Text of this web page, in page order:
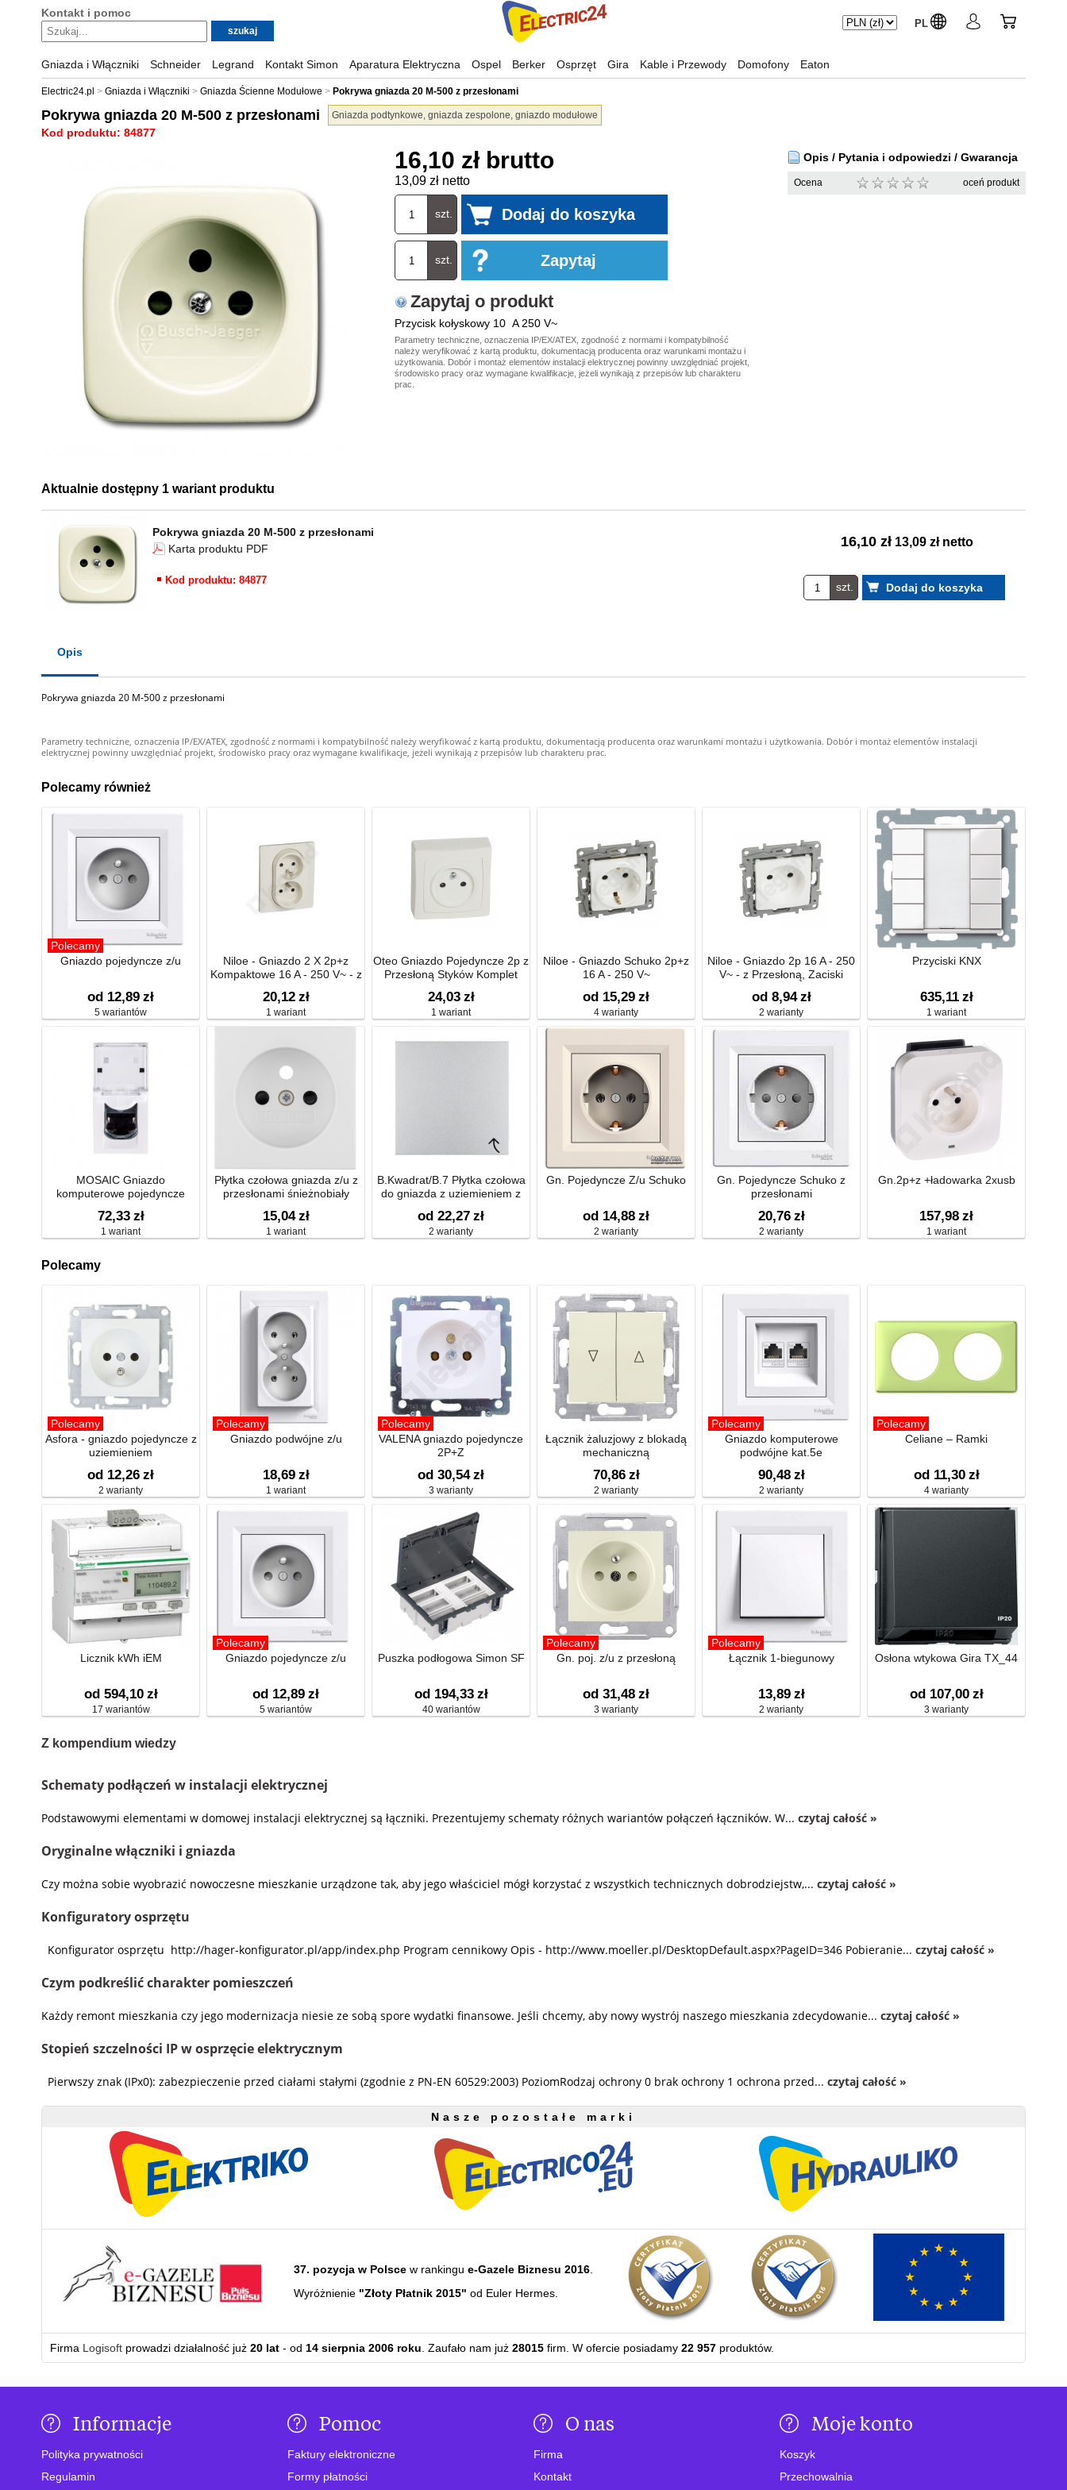
Kontakt i pomoc
PL
Gniazda i Włączniki Schneider Legrand Kontakt Simon Aparatura Elektryczna Ospel Berker Osprzęt Gira Kable i Przewody Domofony Eaton
Electric24.pl Gniazda i Włączniki Gniazda Ścienne Modułowe Pokrywa gniazda 20 M-500 z przesłonami
Pokrywa gniazda 20 M-500 z przesłonami Gniazda podtynkowe, gniazda zespolone, gniazdo modułowe
Kod produktu: 84877
16,10 zł brutto
13,09 zł netto
szt.
szt.
Zapytaj o produkt
Przycisk kołyskowy 10 A 250 V~
Parametry techniczne, oznaczenia IP/EX/ATEX, zgodność z normami i kompatybilność
należy weryfikować z kartą produktu, dokumentacją producenta oraz warunkami montażu i
użytkowania. Dobór i montaż elementów instalacji elektrycznej powinny uwzględniać projekt,
środowisko pracy oraz wymagane kwalifikacje, jeżeli wynikają z przepisów lub charakteru
prac.
Opis / Pytania i odpowiedzi / Gwarancja
Ocena oceń produkt
Aktualnie dostępny 1 wariant produktu
Pokrywa gniazda 20 M-500 z przesłonami
Karta produktu PDF
Kod produktu: 84877
16,10 zł 13,09 zł netto
szt.
Opis
Pokrywa gniazda 20 M-500 z przesłonami
Parametry techniczne, oznaczenia IP/EX/ATEX, zgodność z normami i kompatybilność należy weryfikować z kartą produktu, dokumentacją producenta oraz warunkami montażu i użytkowania. Dobór i montaż elementów instalacji
elektrycznej powinny uwzględniać projekt, środowisko pracy oraz wymagane kwalifikacje, jeżeli wynikają z przepisów lub charakteru prac.
Polecamy również
Polecamy
Gniazdo pojedyncze z/u
od 12,89 zł
5 wariantów
Niloe - Gniazdo 2 X 2p+z
Kompaktowe 16 A - 250 V~ - z
20,12 zł
1 wariant
Oteo Gniazdo Pojedyncze 2p z
Przesłoną Styków Komplet
24,03 zł
1 wariant
Niloe - Gniazdo Schuko 2p+z
16 A - 250 V~
od 15,29 zł
4 warianty
Niloe - Gniazdo 2p 16 A - 250
V~ - z Przesłoną, Zaciski
od 8,94 zł
2 warianty
Przyciski KNX
635,11 zł
1 wariant
MOSAIC Gniazdo
komputerowe pojedyncze
72,33 zł
1 wariant
Płytka czołowa gniazda z/u z
przesłonami śnieżnobiały
15,04 zł
1 wariant
B.Kwadrat/B.7 Płytka czołowa
do gniazda z uziemieniem z
od 22,27 zł
2 warianty
Gn. Pojedyncze Z/u Schuko
od 14,88 zł
2 warianty
Gn. Pojedyncze Schuko z
przesłonami
20,76 zł
2 warianty
Gn.2p+z +ładowarka 2xusb
157,98 zł
1 wariant
Polecamy
Polecamy
Asfora - gniazdo pojedyncze z
uziemieniem
od 12,26 zł
2 warianty
Polecamy
Gniazdo podwójne z/u
18,69 zł
1 wariant
Polecamy
VALENA gniazdo pojedyncze
2P+Z
od 30,54 zł
3 warianty
Łącznik żaluzjowy z blokadą
mechaniczną
70,86 zł
2 warianty
Polecamy
Gniazdo komputerowe
podwójne kat.5e
90,48 zł
2 warianty
Polecamy
Celiane – Ramki
od 11,30 zł
4 warianty
Licznik kWh iEM
od 594,10 zł
17 wariantów
Polecamy
Gniazdo pojedyncze z/u
od 12,89 zł
5 wariantów
Puszka podłogowa Simon SF
od 194,33 zł
40 wariantów
Polecamy
Gn. poj. z/u z przesłoną
od 31,48 zł
3 warianty
Polecamy
Łącznik 1-biegunowy
13,89 zł
2 warianty
Osłona wtykowa Gira TX_44
od 107,00 zł
3 warianty
Z kompendium wiedzy
Schematy podłączeń w instalacji elektrycznej
Podstawowymi elementami w domowej instalacji elektrycznej są łączniki. Prezentujemy schematy różnych wariantów połączeń łączników. W... czytaj całość »
Oryginalne włączniki i gniazda
Czy można sobie wyobrazić nowoczesne mieszkanie urządzone tak, aby jego właściciel mógł korzystać z wszystkich technicznych dobrodziejstw,... czytaj całość »
Konfiguratory osprzętu
Konfigurator osprzętu http://hager-konfigurator.pl/app/index.php Program cennikowy Opis - http://www.moeller.pl/DesktopDefault.aspx?PageID=346 Pobieranie... czytaj całość »
Czym podkreślić charakter pomieszczeń
Każdy remont mieszkania czy jego modernizacja niesie ze sobą spore wydatki finansowe. Jeśli chcemy, aby nowy wystrój naszego mieszkania zdecydowanie... czytaj całość »
Stopień szczelności IP w osprzęcie elektrycznym
Pierwszy znak (IPx0): zabezpieczenie przed ciałami stałymi (zgodnie z PN-EN 60529:2003) PoziomRodzaj ochrony 0 brak ochrony 1 ochrona przed... czytaj całość »
Nasze pozostałe marki
37. pozycja w Polscew rankingu e-Gazele Biznesu 2016.
Wyróżnienie "Złoty Płatnik 2015" od Euler Hermes.
Firma Logisoft prowadzi działalność już 20 lat - od 14 sierpnia 2006 roku . Zaufało nam już 28015 firm. W ofercie posiadamy 22 957 produktów.
Informacje
Polityka prywatności
Regulamin
Pomoc
Faktury elektroniczne
Formy płatności
O nas
Firma
Kontakt
Moje konto
Koszyk
Przechowalnia